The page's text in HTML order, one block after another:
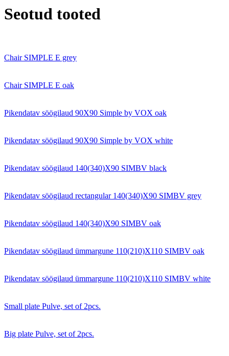
Seotud tooted
Chair SIMPLE E grey
Chair SIMPLE E oak
Pikendatav söögilaud 90X90 Simple by VOX oak
Pikendatav söögilaud 90X90 Simple by VOX white
Pikendatav söögilaud 140(340)X90 SIMBV black
Pikendatav söögilaud rectangular 140(340)X90 SIMBV grey
Pikendatav söögilaud 140(340)X90 SIMBV oak
Pikendatav söögilaud ümmargune 110(210)X110 SIMBV oak
Pikendatav söögilaud ümmargune 110(210)X110 SIMBV white
Small plate Pulve, set of 2pcs.
Big plate Pulve, set of 2pcs.